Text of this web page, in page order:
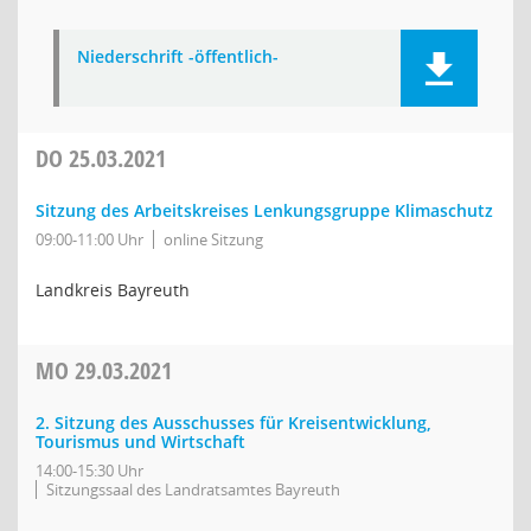
Niederschrift -öffentlich-
DO 25.03.2021
Sitzung des Arbeitskreises Lenkungsgruppe Klimaschutz
09:00-11:00 Uhr online Sitzung
Landkreis Bayreuth
MO 29.03.2021
2. Sitzung des Ausschusses für Kreisentwicklung,
Tourismus und Wirtschaft
14:00-15:30 Uhr
Sitzungssaal des Landratsamtes Bayreuth